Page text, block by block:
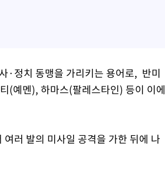
·정치 동맹을 가리키는 용어로, 반미
(예멘), 하마스(팔레스타인) 등이 이에
러 발의 미사일 공격을 가한 뒤에 나